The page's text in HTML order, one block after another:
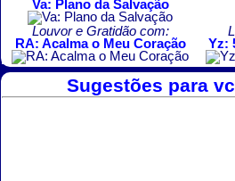
Va: Plano da Salvação
Louvor e Gratidão com:
RA: Acalma o Meu Coração
Yz:
Sugestões para